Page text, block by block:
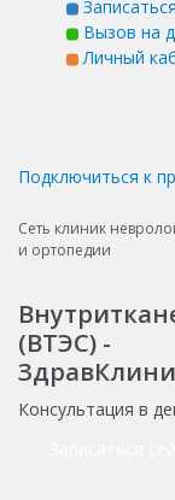
Вызов на
Личный
Подключиться к
Сеть клиник
и ортопедии
(ВТЭС) -
Консультация в